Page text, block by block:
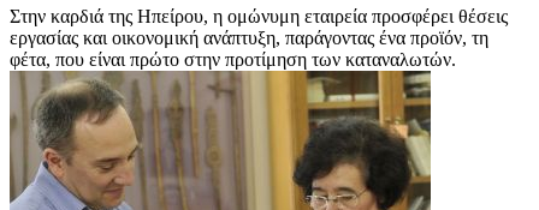
Στην καρδιά της Ηπείρου, η ομώνυμη εταιρεία προσφέρει θέσεις
εργασίας και οικονομική ανάπτυξη, παράγοντας ένα προϊόν, τη
φέτα, που είναι πρώτο στην προτίμηση των καταναλωτών.